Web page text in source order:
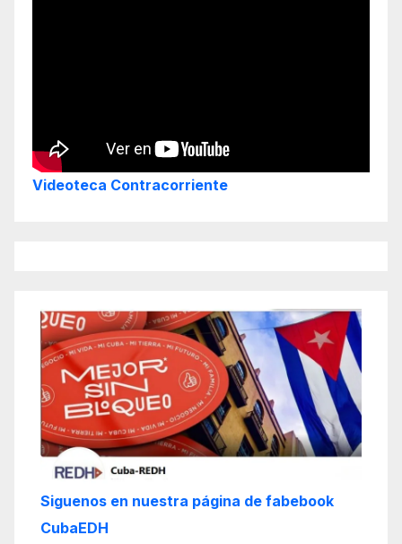
Videoteca Contracorriente
Siguenos en nuestra página de fabebook
CubaEDH